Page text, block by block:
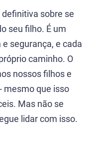
sobre se
seu filho. É um
segurança, e cada
caminho. O
nossos filhos e
mesmo que isso
Mas não se
lidar com isso.